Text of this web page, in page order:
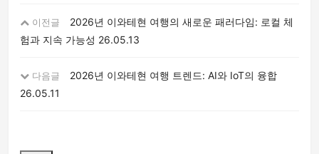
이전글
2026년 이와테현 여행의 새로운 패러다임: 로컬 체
험과 지속 가능성 26.05.13
다음글
2026년 이와테현 여행 트렌드: AI와 IoT의 융합
26.05.11